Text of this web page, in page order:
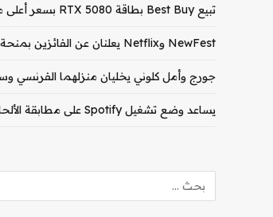
تبيع Best Buy بطاقة RTX 5080 بسعر أعلى من سعر MSRP الخاص بـ RTX 5090
NewFest وNetflix يعلنان عن الفائزين بمنحة المخرجين الجدد لعام 2026
جورج وأمل كلوني يخليان منزلهما الفرنسي
يساعد وضع تشغيل Spotify على مطابقة الألحان مع الإيقاع